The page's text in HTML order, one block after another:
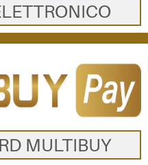
MULTIBUY